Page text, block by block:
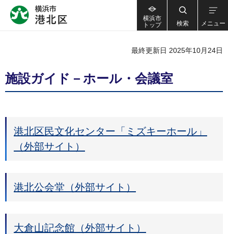
横浜市
トップ
検索 メニュー
最終更新日 2025年10月24日
施設ガイド－ホール・会議室
港北区民文化センター「ミズキーホール」
（外部サイト）
港北公会堂（外部サイト）
大倉山記念館（外部サイト）